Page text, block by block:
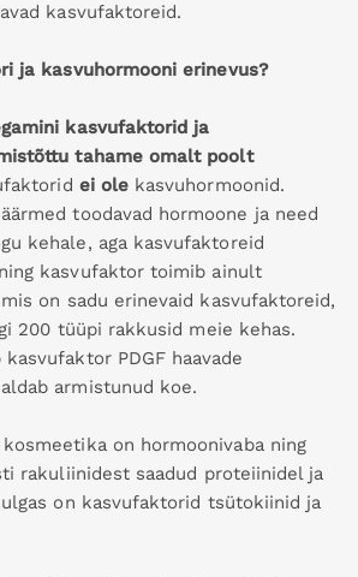
kasvufaktoreid.
ja kasvuhormooni erinevus?
kasvufaktorid ja
tahame omalt poolt
ei ole kasvuhormoonid.
toodavad hormoone ja need
kehale, aga kasvufaktoreid
kasvufaktor toimib ainult
on sadu erinevaid kasvufaktoreid,
200 tüüpi rakkusid meie kehas.
PDGF haavade
armistunud koe.
on hormoonivaba ning
rakuliinidest saadud proteiinidel ja
on kasvufaktorid tsütokiinid ja